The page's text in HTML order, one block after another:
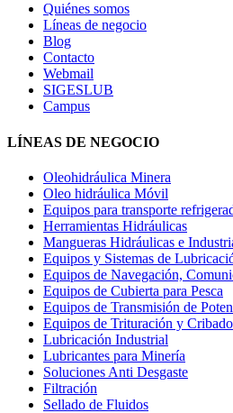
Quiénes somos
Líneas de negocio
Blog
Contacto
Webmail
SIGESLUB
Campus
LÍNEAS DE NEGOCIO
Oleohidráulica Minera
Oleo hidráulica Móvil
Equipos para transporte
Herramientas Hidráulicas
Mangueras Hidráulicas e
Equipos y Sistemas de
Equipos de Navegación,
Equipos de Cubierta para Pesca
Equipos de Transmisión de
Equipos de Trituración y Cribado
Lubricación Industrial
Lubricantes para Minería
Soluciones Anti Desgaste
Filtración
Sellado de Fluidos